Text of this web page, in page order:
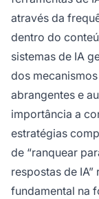
através da
dentro do
sistemas de IA
dos
abrangentes e
importância a
estratégias
de “ranquear
respostas de
fundamental na